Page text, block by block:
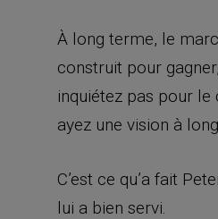
À long terme, le
construit pour
inquiétez pas pour
ayez une vision à
C’est ce qu’a fait
lui a bien servi.